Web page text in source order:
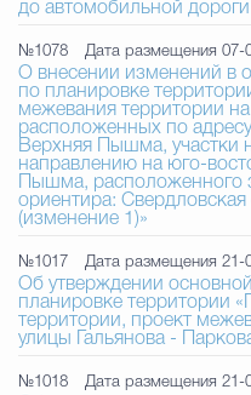
№1078 Дата размещения 07-
О внесении изменений в
по планировке
межевания территории
расположенных по адресу:
Верхняя Пышма, участки
направлению на юго-
Пышма, расположенного за пределами участка, адрес
ориентира: Свердловская область, г.
(изменение 1)»
№1017 Дата размещения 21-
Об утверждении
планировке территории
территории, проект
улицы Гальянова -
№1018 Дата размещения 21-